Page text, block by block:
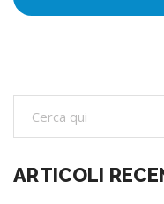
“ADOZIONE
progressiva
forme
ARTICOLI